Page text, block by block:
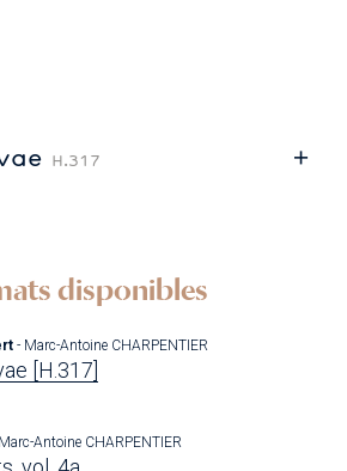
H.317
disponibles
- Marc-Antoine CHARPENTIER
[H.317]
Antoine CHARPENTIER